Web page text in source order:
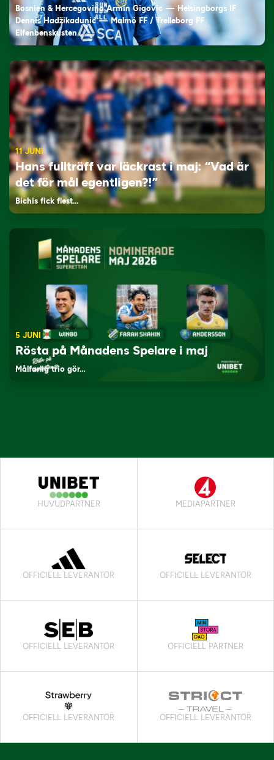
Bosnien & Hercegovina Armin Gigovic — Helsingborgs IF
Dennis Hadžikadunić — Malmö FF / Trelleborg FF
Elfenbenskusten…
11 JUNI
Hans fullträff var läckrast i maj: “Vad är
det för mål egentligen?!”
Bichis fick flest…
5 JUNI
Rösta på Månadens Spelare i maj
Målfarlig trio gör…
HUVUDPARTNER MEDIAPARTNER
OFFICIELL LEVERANTÖR OFFICIELL LEVERANTÖR
OFFICIELL LEVERANTÖR OFFICIELL PARTNER
OFFICIELL LEVERANTÖR OFFICIELL LEVERANTÖR